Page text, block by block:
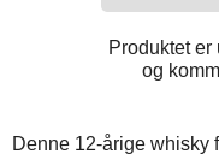
Produktet er
og
Denne 12-årige whisky